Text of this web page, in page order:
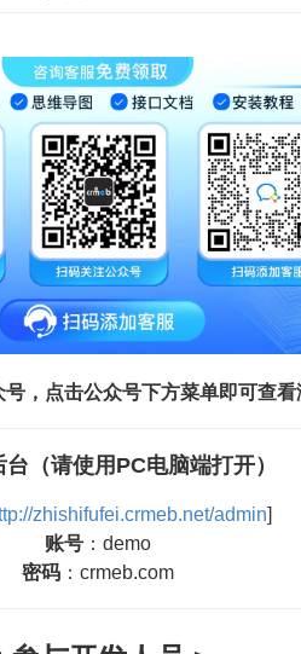
，点击公众号下方菜单即可查看
（请使用PC电脑端打开）
zhishifufei.crmeb.net/admin]
账号 ：demo
密码 ：crmeb.com